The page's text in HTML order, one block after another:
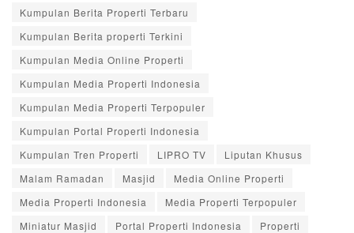
Kumpulan Berita Properti Terbaru
Kumpulan Berita properti Terkini
Kumpulan Media Online Properti
Kumpulan Media Properti Indonesia
Kumpulan Media Properti Terpopuler
Kumpulan Portal Properti Indonesia
Kumpulan Tren Properti
LIPRO TV
Liputan Khusus
Malam Ramadan
Masjid
Media Online Properti
Media Properti Indonesia
Media Properti Terpopuler
Miniatur Masjid
Portal Properti Indonesia
Properti